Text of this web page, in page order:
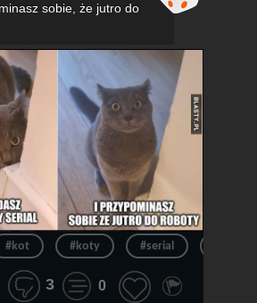
sobie, że jutro do
#kot #koty #serial
3 0